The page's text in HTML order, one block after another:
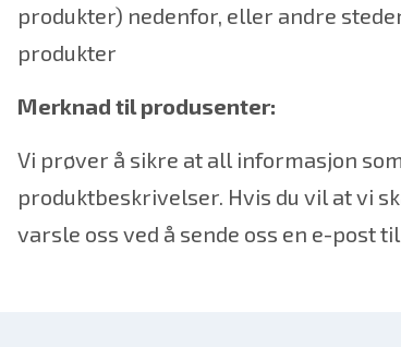
produkter) nedenfor, eller andre
produkter
Merknad til produsenter:
Vi prøver å sikre at all informasjon
produktbeskrivelser. Hvis du vil at vi
varsle oss ved å sende oss en e-post